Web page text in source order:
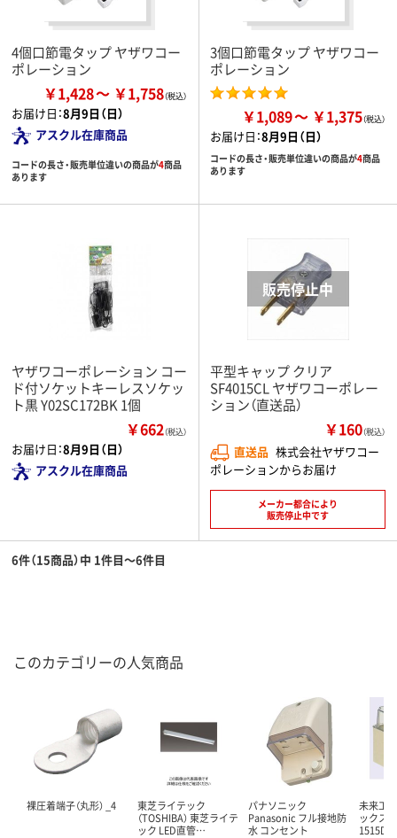
4個口節電タップ ヤザワコー
ポレーション
￥1,428 ￥1,758
お届け日：8月9日（日）
アスクル在庫商品
コードの長さ・販売単位違いの商品が4商品
あります
3個口節電タップ ヤザワコー
ポレーション
￥1,089 ￥1,375
お届け日：8月9日（日）
コードの長さ・販売単位違いの商品が4商品
あります
ヤザワコーポレーション コー
ド付ソケットキーレスソケッ
ト黒 Y02SC172BK 1個
￥662（税込）
お届け日：8月9日（日）
アスクル在庫商品
平型キャップ クリア
SF4015CL ヤザワコーポレー
ション（直送品）
￥160（税込）
直送品 株式会社ヤザワコー
ポレーションからお届け
メーカー都合により
販売停止中です
6件（15商品）中 1件目～6件目
このカテゴリーの人気商品
裸圧着端子（丸形） _4
東芝ライテック
（TOSHIBA） 東芝ライテ
ック LED直管…
パナソニック
Panasonic フル接地防
水 コンセント
未来工
ックス（
1515D